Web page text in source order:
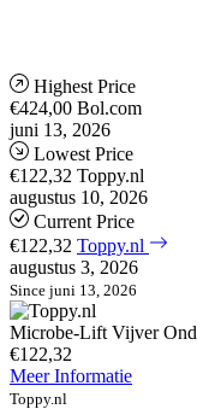
Highest Price
€424,00 Bol.com
juni 13, 2026
Lowest Price
€122,32 Toppy.nl
augustus 10, 2026
Current Price
€122,32 Toppy.nl
augustus 3, 2026
Since juni 13, 2026
Microbe-Lift Vijver
€122,32
Meer Informatie
Toppy.nl